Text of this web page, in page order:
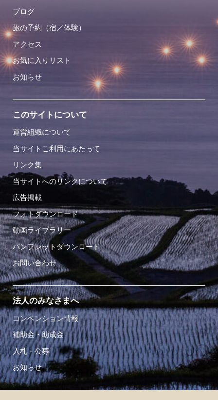
ブログ
旅の予約（宿／体験）
アクセス
お気に入りリスト
お知らせ
このサイトについて
運営組織について
当サイトご利用にあたって
リンク集
当サイトへのリンクについて
広告掲載
フォトダウンロード
動画ライブラリー
パンフレットダウンロード
お問い合わせ
法人のみなさまへ
コンベンション情報
補助金・助成金
入札・公募
お知らせ